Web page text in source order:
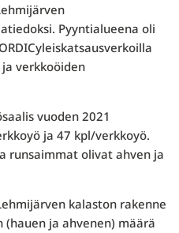
Pyyntialueena oli
verkkoöiden
vuoden 2021
ja 47 kpl/verkkoyö.
runsaimmat olivat ahven ja
kalaston rakenne
ja ahvenen) määrä